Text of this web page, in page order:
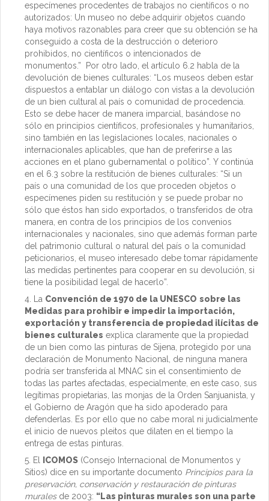
especímenes procedentes de trabajos no científicos o no
autorizados: Un museo no debe adquirir objetos cuando
haya motivos razonables para creer que su obtención se ha
conseguido a costa de la destrucción o deterioro
prohibidos, no científicos o intencionados de
monumentos.” Por otro lado, el artículo 6.2 habla de la
devolución de bienes culturales: “Los museos deben estar
dispuestos a entablar un diálogo con vistas a la devolución
de un bien cultural al país o comunidad de procedencia.
Esto se debe hacer de manera imparcial, basándose no
sólo en principios científicos, profesionales y humanitarios,
sino también en las legislaciones locales, nacionales o
internacionales aplicables, que han de preferirse a las
acciones en el plano gubernamental o político”. Y continúa
en el 6.3 sobre la restitución de bienes culturales: “Si un
país o una comunidad de los que proceden objetos o
especímenes piden su restitución y se puede probar no
sólo que éstos han sido exportados, o transferidos de otra
manera, en contra de los principios de los convenios
internacionales y nacionales, sino que además forman parte
del patrimonio cultural o natural del país o la comunidad
peticionarios, el museo interesado debe tomar rápidamente
las medidas pertinentes para cooperar en su devolución, si
tiene la posibilidad legal de hacerlo”.
La Convención de 1970 de la UNESCO sobre las
Medidas para prohibir e impedir la importación,
exportación y transferencia de propiedad ilícitas de
bienes culturales explica claramente que la propiedad
de un bien como las pinturas de Sijena, protegido por una
declaración de Monumento Nacional, de ninguna manera
podría ser transferida al MNAC sin el consentimiento de
todas las partes afectadas, especialmente, en este caso, sus
legítimas propietarias, las monjas de la Orden Sanjuanista, y
el Gobierno de Aragón que ha sido apoderado para
defenderlas. Es por ello que no cabe moral ni judicialmente
el inicio de nuevos pleitos que dilaten en el tiempo la
entrega de estas pinturas.
El
ICOMOS (Consejo Internacional de Monumentos y
Sitios) dice en su importante documento Principios para la
preservación, conservación y restauración de pinturas
muralesde 2003: “Las pinturas murales son una parte